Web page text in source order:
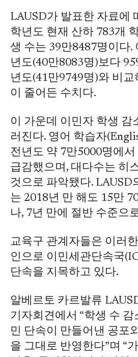
LAUSD가 발표한 자료에
학년도 현재 산하 783개
생 수는 39만8487명이다.
년도(40만8083명)보다
년도(41만9749명)와 비교
이 줄어든 수치다.
이 가운데 이민자 학생 감
러진다. 영어 학습자
전년도 약 7만5000명에
급감했으며, 대다수는 히
것으로 파악됐다. LAUSD
는 2018년 만 해도 15만
나, 7년 만에 절반 수준으
교육구 관계자들은 이러
인으로 이민세관단속국
단속을 지목하고 있다.
알베르토 카르발류
기자회견에서 “학생 수 감
민 단속이 만들어낸 공포
을 그대로 반영한다”며 “